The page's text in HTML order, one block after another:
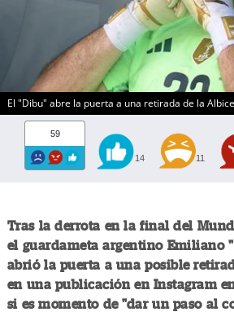
El "Dibu" abre la puerta a una retirada de la
59
14 11
Tras la derrota en la final del
el guardameta argentino Emiliano
abrió la puerta a una posible
en una publicación en Instagram
si es momento de "dar un paso al